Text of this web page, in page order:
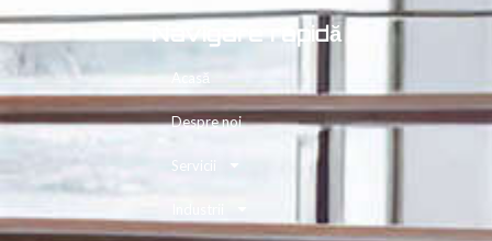
Navigare rapidă
Acasă
Despre noi
Servicii